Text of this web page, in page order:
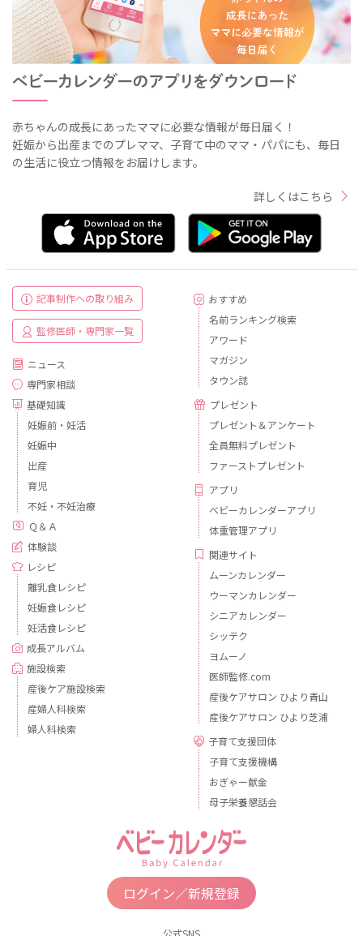
赤ちゃんの成長にあったママに必要な情報が毎日届く！
妊娠から出産までのプレママ、子育て中のママ・パパにも、毎日
の生活に役立つ情報をお届けします。
詳しくはこちら
記事制作への取り組み
監修医師・専門家一覧
ニュース
専門家相談
基礎知識
妊娠前・妊活
妊娠中
出産
育児
不妊・不妊治療
Ｑ＆Ａ
体験談
レシピ
離乳食レシピ
妊娠食レシピ
妊活食レシピ
成長アルバム
施設検索
産後ケア施設検索
産婦人科検索
婦人科検索
おすすめ
名前ランキング検索
アワード
マガジン
タウン誌
プレゼント
プレゼント＆アンケート
全員無料プレゼント
ファーストプレゼント
アプリ
ベビーカレンダーアプリ
体重管理アプリ
関連サイト
ムーンカレンダー
ウーマンカレンダー
シニアカレンダー
シッテク
ヨムーノ
医師監修.com
産後ケアサロン ひより青山
産後ケアサロン ひより芝浦
子育て支援団体
子育て支援機構
おぎゃー献金
母子栄養懇話会
ログイン／新規登録